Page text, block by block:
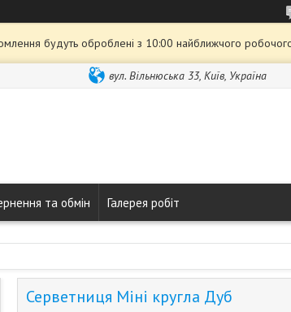
будуть оброблені з 10:00 найближчого
вул. Вільнюська 33, Київ, Україна
та обмін Галерея робіт
Серветниця Міні кругла Дуб